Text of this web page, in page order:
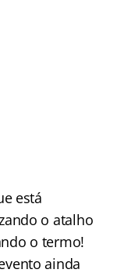
está
o atalho
o termo!
ainda